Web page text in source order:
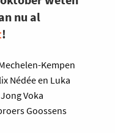
nu al
!
Kempen
Nédée en Luka
Voka
Goossens